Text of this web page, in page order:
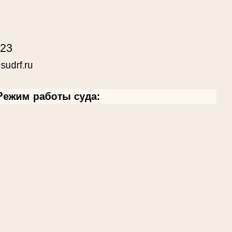
работы суда: